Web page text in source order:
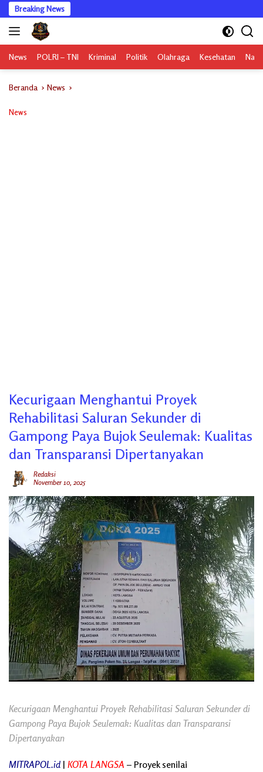
Langsung
ke
konten
Breaking News
News POLRI – TNI Kriminal Politik Olahraga Kesehatan
Beranda News
News
Kecurigaan Menghantui Proyek
Rehabilitasi Saluran Sekunder di
Gampong Paya Bujok Seulemak: Kualitas
dan Transparansi Dipertanyakan
Redaksi
November 10, 2025
Kecurigaan Menghantui Proyek Rehabilitasi Saluran Sekunder di
Gampong Paya Bujok Seulemak: Kualitas dan Transparansi
Dipertanyakan
MITRAPOL.id | KOTA LANGSA – Proyek senilai